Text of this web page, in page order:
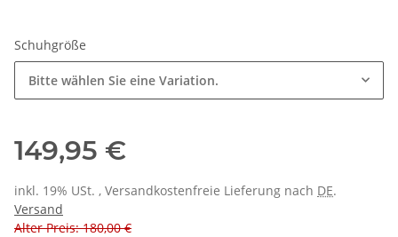
Schuhgröße
Bitte wählen Sie eine Variation.
149,95 €
inkl. 19% USt. , Versandkostenfreie Lieferung nach DE.
Versand
Alter Preis: 180,00 €